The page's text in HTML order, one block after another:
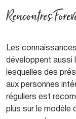
Rencontres
Les
développent aussi
lesquelles des
aux personnes
réguliers est
plus sur le modèle